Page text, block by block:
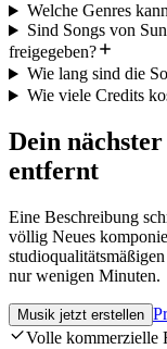
Welche Genres
Sind Songs von
freigegeben?
Wie lang sind die
Wie viele Credits
Dein
entfernt
Eine Beschreibung
völlig Neues
nur wenigen Minuten.
Musik jetzt erstellen
Volle kommerzielle